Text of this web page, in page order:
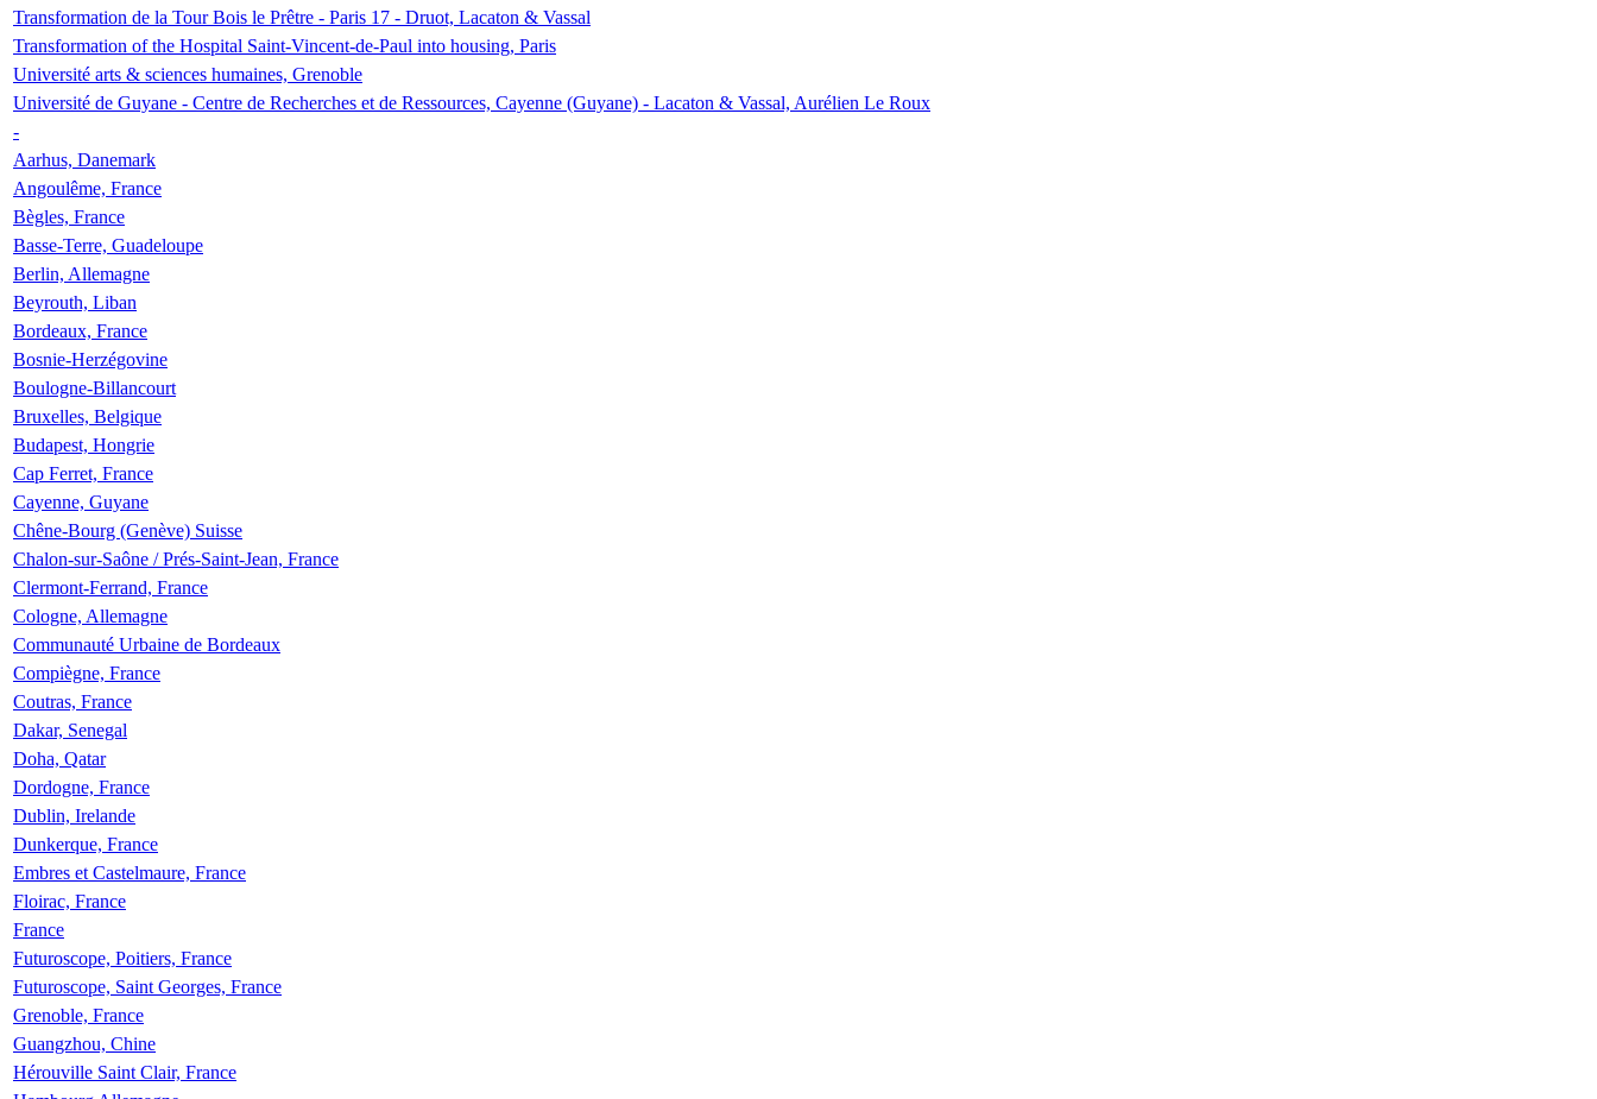
Transformation de la Tour Bois le Prêtre - Paris 17 - Druot, Lacaton & Vassal
Transformation of the Hospital Saint-Vincent-de-Paul into housing, Paris
Université arts & sciences humaines, Grenoble
Université de Guyane - Centre de Recherches et de Ressources, Cayenne (Guyane) - Lacaton & Vassal, Aurélien Le Roux
-
Aarhus, Danemark
Angoulême, France
Bègles, France
Basse-Terre, Guadeloupe
Berlin, Allemagne
Beyrouth, Liban
Bordeaux, France
Bosnie-Herzégovine
Boulogne-Billancourt
Bruxelles, Belgique
Budapest, Hongrie
Cap Ferret, France
Cayenne, Guyane
Chêne-Bourg (Genève) Suisse
Chalon-sur-Saône / Prés-Saint-Jean, France
Clermont-Ferrand, France
Cologne, Allemagne
Communauté Urbaine de Bordeaux
Compiègne, France
Coutras, France
Dakar, Senegal
Doha, Qatar
Dordogne, France
Dublin, Irelande
Dunkerque, France
Embres et Castelmaure, France
Floirac, France
France
Futuroscope, Poitiers, France
Futuroscope, Saint Georges, France
Grenoble, France
Guangzhou, Chine
Hérouville Saint Clair, France